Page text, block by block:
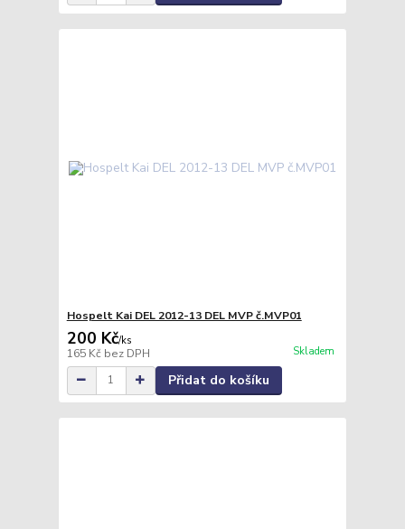
Hospelt Kai DEL 2012-13 DEL MVP č.MVP01
200 Kč/ks
165 Kč bez DPH Skladem
Přidat do košíku